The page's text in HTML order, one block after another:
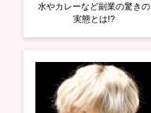
水やカレーなど副業の驚きの
実態とは!?